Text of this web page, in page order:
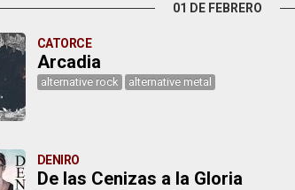
01 DE FEBRERO
CATORCE
Arcadia
alternative rock alternative metal
DENIRO
De las Cenizas a la Gloria